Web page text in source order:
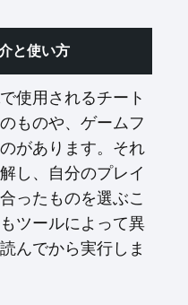
と使い方
使用されるチート
ものや、ゲームフ
があります。それ
し、自分のプレイ
ったものを選ぶこ
ツールによって異
んでから実行しま